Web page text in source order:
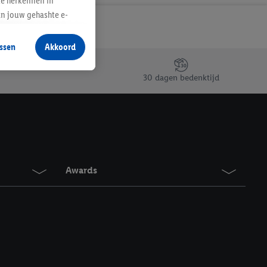
30 dagen bedenktijd
Awards
jouw gehashte e-
producten waarin je
te plaatsen
verschillende
kunnen worden
vergelijkbare
in te
Akkoord